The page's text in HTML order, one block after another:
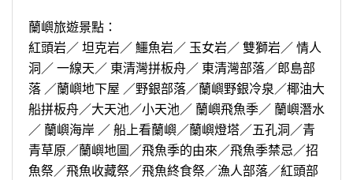
蘭嶼旅遊景點：
紅頭岩／ 坦克岩／ 鱷魚岩／ 玉女岩／ 雙獅岩／ 情人
洞／ 一線天／ 東清灣拼板舟／ 東清灣部落／郎島部
落 ／蘭嶼地下屋 ／野銀部落／蘭嶼野銀冷泉／椰油大
船拼板舟／大天池／小天池／ 蘭嶼飛魚季／ 蘭嶼潛水
／ 蘭嶼海岸 ／ 船上看蘭嶼／蘭嶼燈塔／五孔洞／青
青草原／蘭嶼地圖／飛魚季的由來／飛魚季禁忌／招
魚祭／飛魚收藏祭／飛魚終食祭／漁人部落／紅頭部